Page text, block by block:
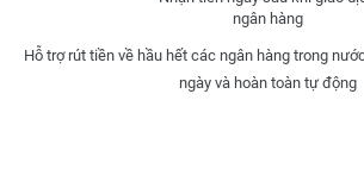
ngân hàng
Hỗ trợ rút tiền về hầu hết các ngân hàng trong
ngày và hoàn toàn tự động